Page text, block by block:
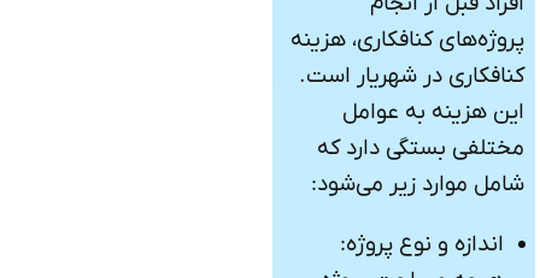
پروژه‌های کنافکاری، هزینه
کنافکاری در شهریار است.
این هزینه به عوامل
مختلفی بستگی دارد که
شامل موارد زیر می‌شود:
اندازه و نوع پروژه: